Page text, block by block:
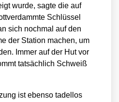
wur­de, sag­te die auf
Schlüs­sel
sich noch­mal auf den
der Sta­ti­on machen, um
Immer auf der Hut vor
tat­säch­lich Schweiß
ist eben­so tadel­los